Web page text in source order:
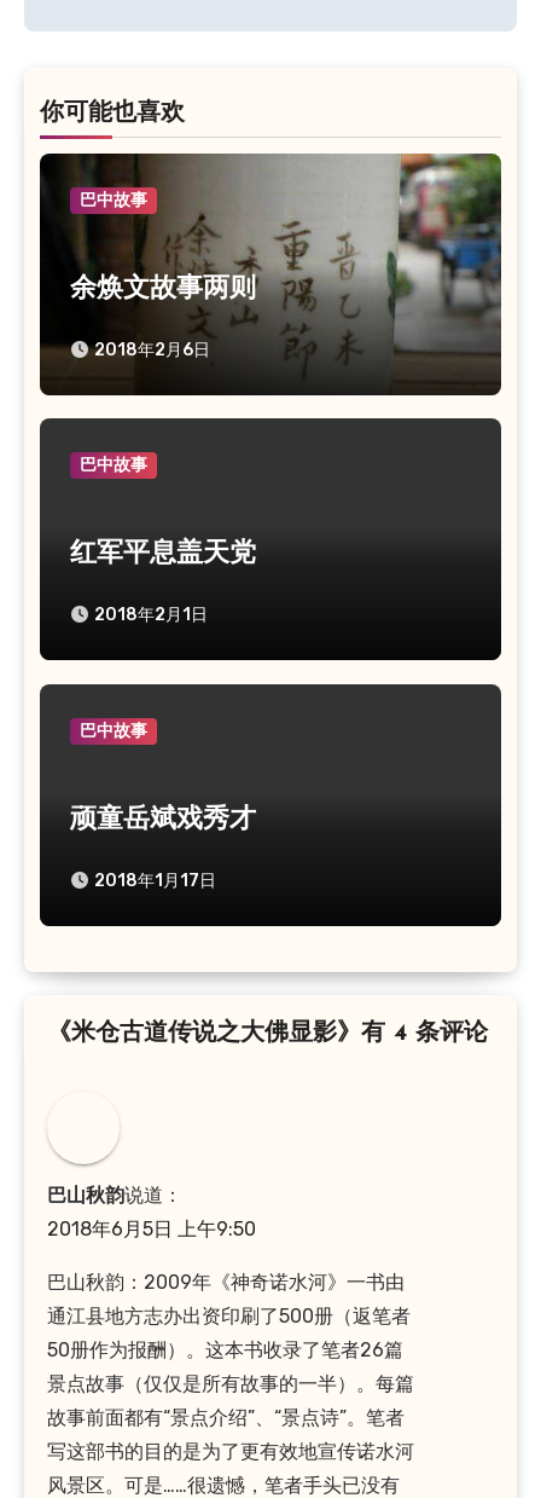
导
你可能也喜欢
巴中故事
余焕文故事两则
2018年2月6日
巴中故事
红军平息盖天党
2018年2月1日
巴中故事
顽童岳斌戏秀才
2018年1月17日
《米仓古道传说之大佛显影》有 4 条评论
巴山秋韵说道：
2018年6月5日 上午9:50
巴山秋韵：2009年《神奇诺水河》一书由
通江县地方志办出资印刷了500册（返笔者
50册作为报酬）。这本书收录了笔者26篇
景点故事（仅仅是所有故事的一半）。每篇
故事前面都有“景点介绍”、“景点诗”。笔者
写这部书的目的是为了更有效地宣传诺水河
风景区。可是……很遗憾，笔者手头已没有